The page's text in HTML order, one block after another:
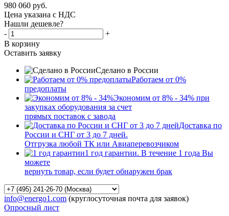
980 060 руб.
Цена указана с НДС
Нашли дешевле?
-
+
В корзину
Оставить заявку
Сделано в России
Работаем от 0%
предоплаты
Экономим от 8% - 34% при
закупках оборудования за счет
прямых поставок с завода
Доставка по
России и СНГ от 3 до 7 дней.
Отгрузка любой ТК или Авиаперевозчиком
1 год гарантии. В течение 1 года Вы
можете
вернуть товар, если будет обнаружен брак
info@energo1.com (круглосуточная почта для заявок)
Опросный лист